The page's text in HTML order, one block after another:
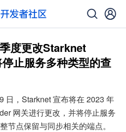
度更改Starknet
止服务多种类型的查
日，Starknet 宣布将在 2023 年
网关进行更改，并将停止服务
节点保留与同步相关的端点。